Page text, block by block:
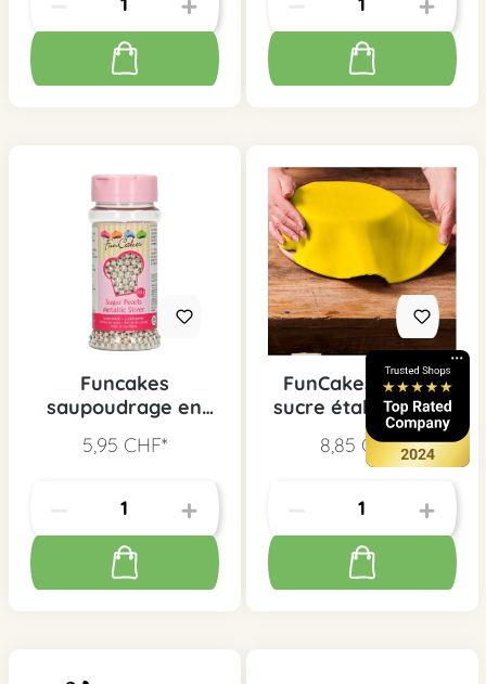
Funcakes
saupoudrage en
métallique, 80 g
5,95 CHF*
FunCakes Pâte à
sucre étalée jaune
8,85 CHF*